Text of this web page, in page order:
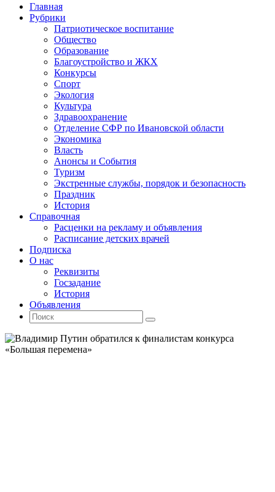
Промотать
содержимому
Главная
Рубрики
Патриотическое воспитание
Общество
Образование
Благоустройство и ЖКХ
Конкурсы
Спорт
Экология
Культура
Здравоохранение
Отделение СФР по Ивановской области
Экономика
Власть
Анонсы и События
Туризм
Экстренные службы, порядок и безопасность
Праздник
История
Справочная
Расценки на рекламу и объявления
Расписание детских врачей
Подписка
О нас
Реквизиты
Госзадание
История
Объявления
Поиск
Искать:
Поиск